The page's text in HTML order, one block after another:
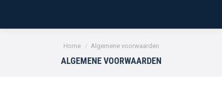
Je bent hier:
Home Algemene voorwaarden
ALGEMENE VOORWAARDEN